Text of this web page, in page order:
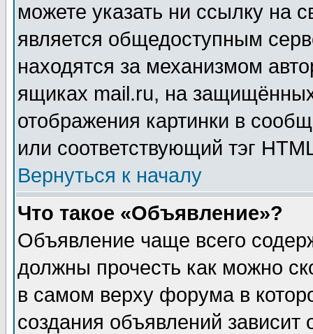
можете указать ни ссылку на
является общедоступным
находятся за механизмом
ящиках mail.ru, на
отображения картинки в
или соответствующий тэг
Вернуться к началу
Что такое «Объявление»?
Объявление чаще всего
должны прочесть как можно
в самом верху форума в
создания объявлений зависит